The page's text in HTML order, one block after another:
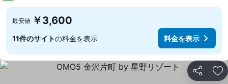
最安値 ￥3,600
11件のサイトの料金を表示 料金を表示
シェア お